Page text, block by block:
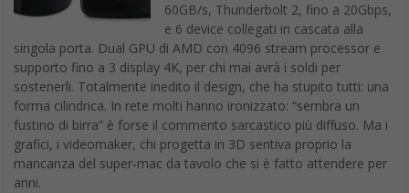
60GB/s, Thunderbolt 2, fino a 20Gbps,
e 6 device collegati in cascata alla
singola porta. Dual GPU di AMD con 4096 stream processor e
supporto fino a 3 display 4K, per chi mai avrà i soldi per
sostenerli. Totalmente inedito il design, che ha stupito tutti: una
forma cilindrica. In rete molti hanno ironizzato: “sembra un
fustino di birra” è forse il commento sarcastico più diffuso. Ma i
grafici, i videomaker, chi progetta in 3D sentiva proprio la
mancanza del super-mac da tavolo che si è fatto attendere per
anni.